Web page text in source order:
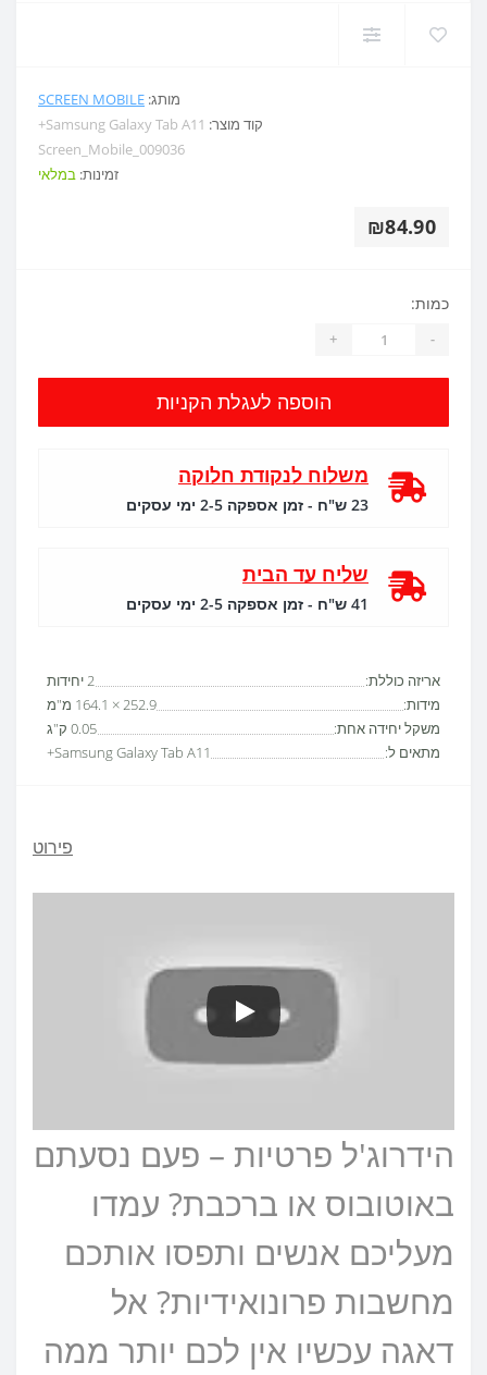
מותג: SCREEN MOBILE
קוד מוצר: Samsung Galaxy Tab A11+
Screen_Mobile_009036
זמינות: במלאי
₪84.90
אריזה כוללת:
2 יחידות
מידות:
252.9 × 164.1 מ"מ
משקל יחידה אחת:
0.05 ק"ג
מתאים ל:
Samsung Galaxy Tab A11+
כמות:
-
+
הוספה לעגלת הקניות
משלוח לנקודת חלוקה
23 ש"ח - זמן אספקה 2-5 ימי עסקים
שליח עד הבית
41 ש"ח - זמן אספקה 2-5 ימי עסקים
פירוט
הידרוג'ל פרטיות – פעם נסעתם
באוטובוס או ברכבת? עמדו
מעליכם אנשים ותפסו אותכם
מחשבות פרונואידיות? אל
דאגה עכשיו אין לכם יותר ממה